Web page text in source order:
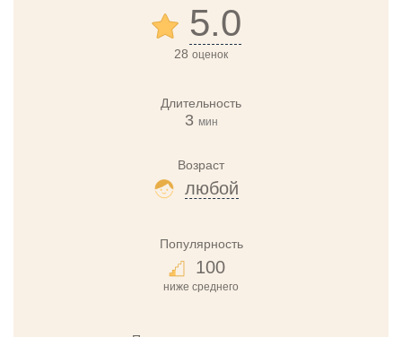
5.0
28 оценок
Длительность
3 мин
Возраст
любой
Популярность
100
ниже среднего